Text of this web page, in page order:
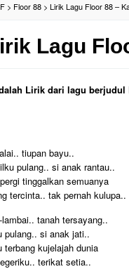
F > Floor 88 > Lirik Lagu Floor 88 –
Lagu
Lirik dari lagu berjudul
tiupan bayu..
pulang.. si anak rantau..
tinggalkan semuanya
tercinta.. tak pernah kulupa..
lambai.. tanah tersayang..
pulang.. si anak jati..
terbang kujelajah dunia
terikat setia..